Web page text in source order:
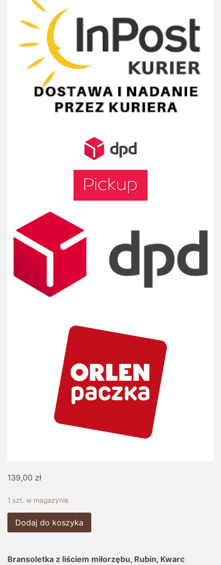
139,00 zł
1 szt. w magazynie
Dodaj do koszyka
Bransoletka z liściem miłorzębu, Rubin, Kwarc